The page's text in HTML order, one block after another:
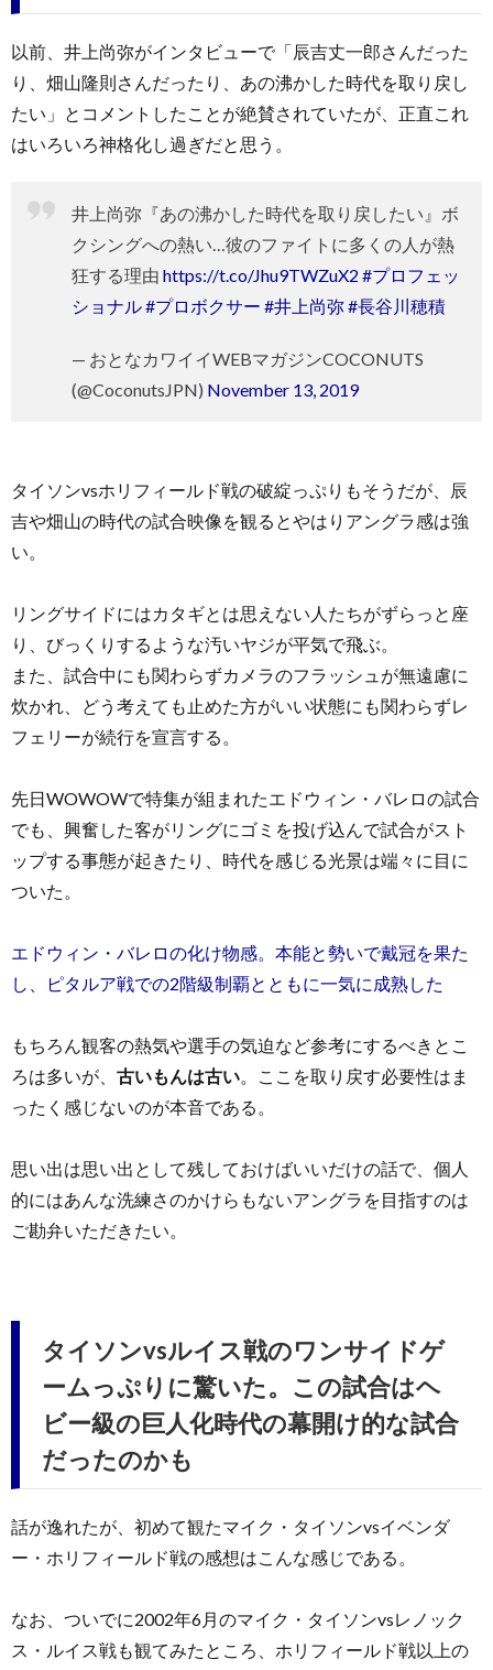
以前、井上尚弥がインタビューで「辰吉丈一郎さんだった
り、畑山隆則さんだったり、あの沸かした時代を取り戻し
たい」とコメントしたことが絶賛されていたが、正直これ
はいろいろ神格化し過ぎだと思う。
井上尚弥『あの沸かした時代を取り戻したい』ボ
クシングへの熱い…彼のファイトに多くの人が熱
狂する理由 https://t.co/Jhu9TWZuX2 #プロフェッ
ショナル#プロボクサー #井上尚弥#長谷川穂積
— おとなカワイイWEBマガジンCOCONUTS
(@CoconutsJPN) November 13, 2019
タイソンvsホリフィールド戦の破綻っぷりもそうだが、辰
吉や畑山の時代の試合映像を観るとやはりアングラ感は強
い。
リングサイドにはカタギとは思えない人たちがずらっと座
り、びっくりするような汚いヤジが平気で飛ぶ。
また、試合中にも関わらずカメラのフラッシュが無遠慮に
炊かれ、どう考えても止めた方がいい状態にも関わらずレ
フェリーが続行を宣言する。
先日WOWOWで特集が組まれたエドウィン・バレロの試合
でも、興奮した客がリングにゴミを投げ込んで試合がスト
ップする事態が起きたり、時代を感じる光景は端々に目に
ついた。
エドウィン・バレロの化け物感。本能と勢いで戴冠を果た
し、ピタルア戦での2階級制覇とともに一気に成熟した
もちろん観客の熱気や選手の気迫など参考にするべきとこ
ろは多いが、 古いもんは古い 。ここを取り戻す必要性はま
ったく感じないのが本音である。
思い出は思い出として残しておけばいいだけの話で、個人
的にはあんな洗練さのかけらもないアングラを目指すのは
ご勘弁いただきたい。
タイソンvsルイス戦のワンサイドゲ
ームっぷりに驚いた。この試合はヘ
ビー級の巨人化時代の幕開け的な試合
だったのかも
話が逸れたが、初めて観たマイク・タイソンvsイベンダ
ー・ホリフィールド戦の感想はこんな感じである。
なお、ついでに2002年6月のマイク・タイソンvsレノック
ス・ルイス戦も観てみたところ、ホリフィールド戦以上の